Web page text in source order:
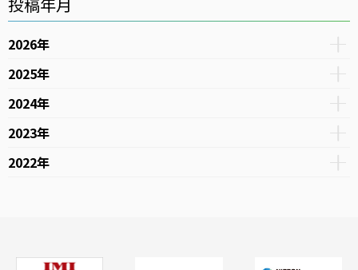
2026年
2025年
2024年
2023年
2022年